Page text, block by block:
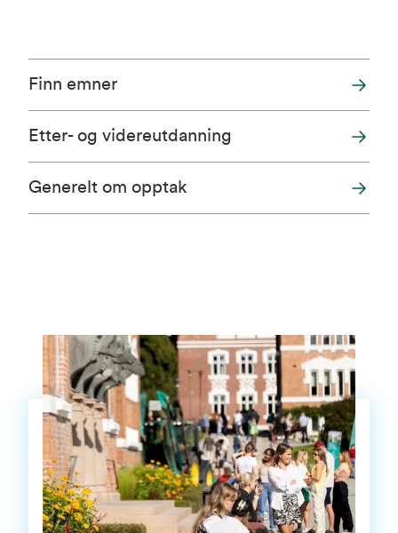
Finn emner
Etter- og videreutdanning
Generelt om opptak